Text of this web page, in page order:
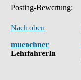
Posting-Bewertung:
Nach oben
muenchner
LehrfahrerIn